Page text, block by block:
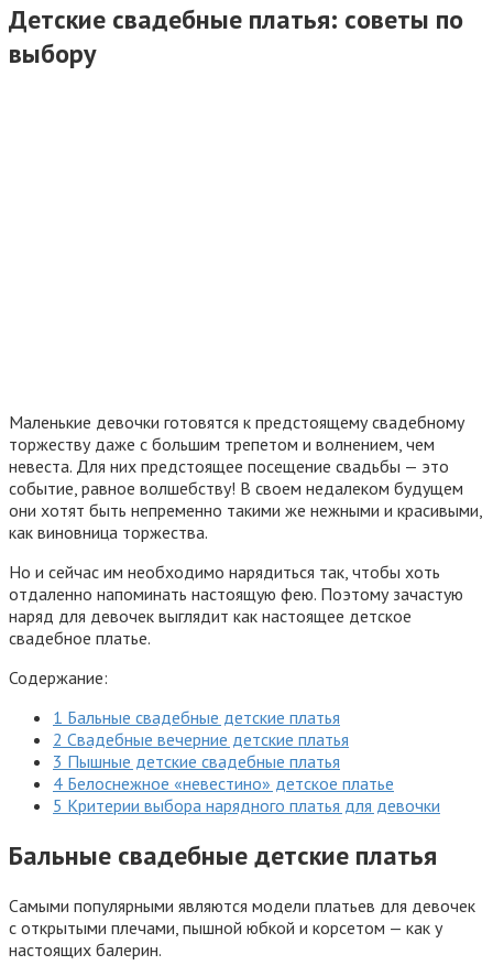
Детские свадебные платья: советы по
выбору
Маленькие девочки готовятся к предстоящему свадебному
торжеству даже с большим трепетом и волнением, чем
невеста. Для них предстоящее посещение свадьбы — это
событие, равное волшебству! В своем недалеком будущем
они хотят быть непременно такими же нежными и красивыми,
как виновница торжества.
Но и сейчас им необходимо нарядиться так, чтобы хоть
отдаленно напоминать настоящую фею. Поэтому зачастую
наряд для девочек выглядит как настоящее детское
свадебное платье.
Содержание:
1 Бальные свадебные детские платья
2 Свадебные вечерние детские платья
3 Пышные детские свадебные платья
4 Белоснежное «невестино» детское платье
5 Критерии выбора нарядного платья для девочки
Бальные свадебные детские платья
Самыми популярными являются модели платьев для девочек
с открытыми плечами, пышной юбкой и корсетом — как у
настоящих балерин.